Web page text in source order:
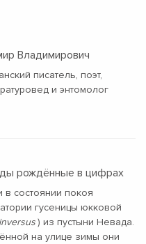
Владимирович
писатель, поэт,
и энтомолог
рождённые в цифрах
состоянии покоя
гусеницы юкковой
) из пустыни Невада.
на улице зимы они